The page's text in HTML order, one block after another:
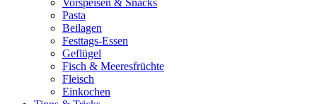
Vorspeisen & Snacks
Pasta
Beilagen
Festtags-Essen
Geflügel
Fisch & Meeresfrüchte
Fleisch
Einkochen